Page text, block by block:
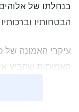
בנחלתו של
הבטחותיו
עיקרי האמונה של
האמיתות שהביע
הם נובעים מתוך